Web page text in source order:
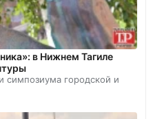
в Нижнем Тагиле
симпозиума городской и